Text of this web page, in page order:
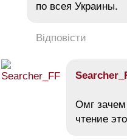
по всея Украины.
Відповісти
Омг зачем
чтение